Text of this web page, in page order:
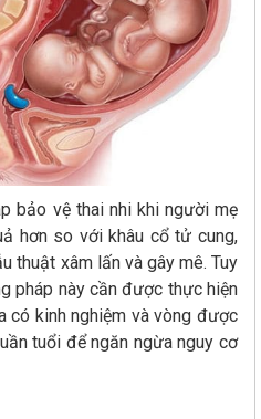
bảo vệ thai nhi khi người mẹ
hơn so với khâu cổ tử cung,
thuật xâm lấn và gây mê. Tuy
pháp này cần được thực hiện
có kinh nghiệm và vòng được
tuổi để ngăn ngừa nguy cơ